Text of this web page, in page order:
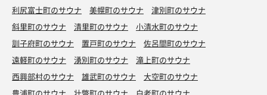
利尻富士町のサウナ
美幌町のサウナ
津別町のサウナ
斜里町のサウナ
清里町のサウナ
小清水町のサウナ
訓子府町のサウナ
置戸町のサウナ
佐呂間町のサウナ
遠軽町のサウナ
湧別町のサウナ
滝上町のサウナ
西興部村のサウナ
雄武町のサウナ
大空町のサウナ